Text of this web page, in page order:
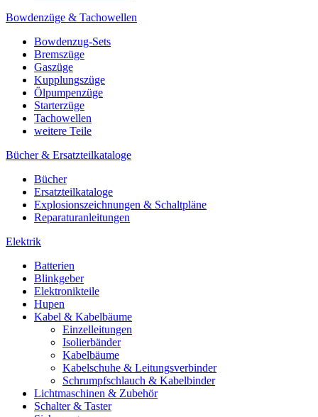
Bowdenzüge & Tachowellen
Bowdenzug-Sets
Bremszüge
Gaszüge
Kupplungszüge
Ölpumpenzüge
Starterzüge
Tachowellen
weitere Teile
Bücher & Ersatzteilkataloge
Bücher
Ersatzteilkataloge
Explosionszeichnungen & Schaltpläne
Reparaturanleitungen
Elektrik
Batterien
Blinkgeber
Elektronikteile
Hupen
Kabel & Kabelbäume
Einzelleitungen
Isolierbänder
Kabelbäume
Kabelschuhe & Leitungsverbinder
Schrumpfschlauch & Kabelbinder
Lichtmaschinen & Zubehör
Schalter & Taster